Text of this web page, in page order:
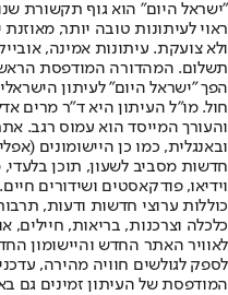
"ישראל היום" הוא גוף תקשורת
ראוי לעיתונות טובה יותר,
ולא צועקת. עיתונות אמינה,
הפך "ישראל היום" לעיתון
חול. מו"ל העיתון היא ד"ר מרים
והעורך המייסד הוא עמוס רגב.
חדשות מסביב לשעון, תוכן בלעדי,
וידיאו, פודקאסטים ושידורים
כוללות ערוצי חדשות ודעות,
לאוויר האתר החדש והיישומון
לספק לגולשים חוויה מהירה,
המודפסת של העיתון זמינים גם